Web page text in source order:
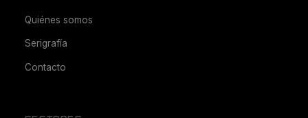
Quiénes somos
Serigrafía
Contacto